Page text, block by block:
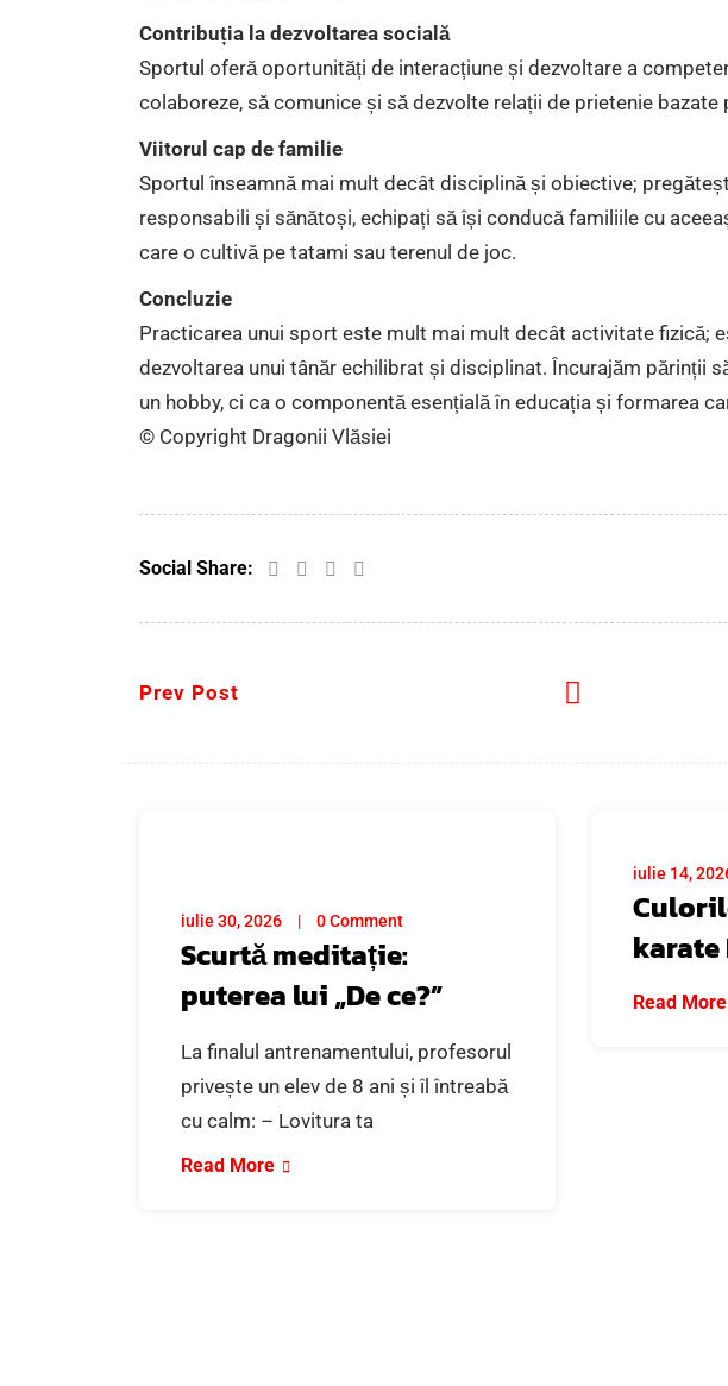
Contribuția la dezvoltarea socială
Sportul oferă oportunități de interacțiune și dezvoltare a
colaboreze, să comunice și să dezvolte relații de prietenie
Viitorul cap de familie
Sportul înseamnă mai mult decât disciplină și obiective;
responsabili și sănătoși, echipați să își conducă familiile cu
care o cultivă pe tatami sau terenul de joc.
Concluzie
Practicarea unui sport este mult mai mult decât activitate fizică;
dezvoltarea unui tânăr echilibrat și disciplinat. Încurajăm părinții
un hobby, ci ca o componentă esențială în educația și formarea
© Copyright Dragonii Vlăsiei
Social Share:
Prev Post
iulie 30, 2026 0 Comment
Scurtă meditație:
puterea lui „De ce?”
La finalul antrenamentului, profesorul
privește un elev de 8 ani și îl întreabă
cu calm: – Lovitura ta
Read More
iulie 14,
Read More